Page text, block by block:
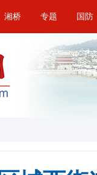
湘桥 专题 国防